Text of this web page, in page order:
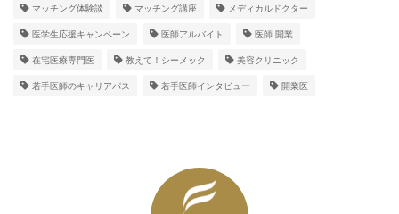
マッチング体験談 マッチング講座 メディカルドクター
医学生応援キャンペーン 医師アルバイト 医師 開業
在宅医療専門医 教えて！シーメック 美容クリニック
若手医師のキャリアパス 若手医師インタビュー 開業医